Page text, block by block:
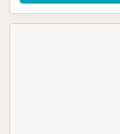
terraza, lavadora,